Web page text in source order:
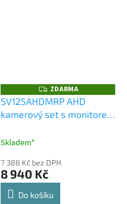
Z
D
A
R
ZDARMA
SV125AHDMRP AHD
kamerový set s monitorem
rameni, DVR, pravá strana
Skladem*
7 388 Kč bez DPH
8 940 Kč
Do košíku